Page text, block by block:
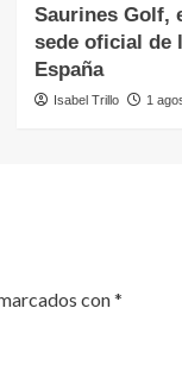
Saurines Golf,
sede oficial de
España
Isabel Trillo 1
con*